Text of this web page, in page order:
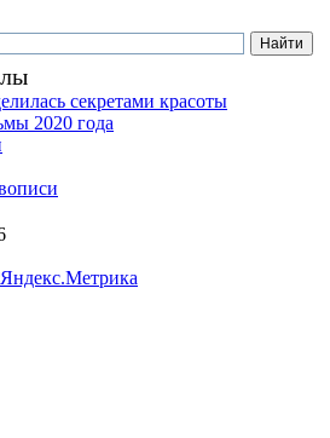
секретами красоты
2020 года